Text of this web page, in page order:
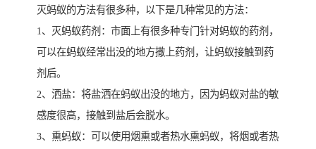
灭蚂蚁的方法有很多种，以下是几种常见的方法：
1、灭蚂蚁药剂：市面上有很多种专门针对蚂蚁的药剂，
可以在蚂蚁经常出没的地方撒上药剂，让蚂蚁接触到药
剂后。
2、洒盐：将盐洒在蚂蚁出没的地方，因为蚂蚁对盐的敏
感度很高，接触到盐后会脱水。
3、熏蚂蚁：可以使用烟熏或者热水熏蚂蚁，将烟或者热